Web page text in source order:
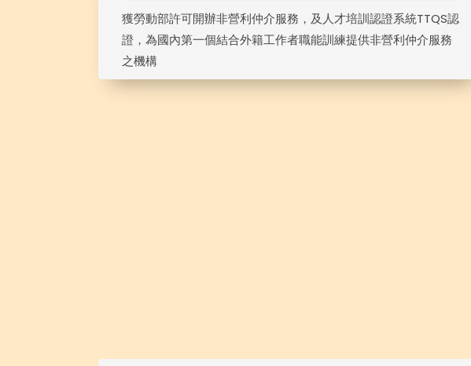
獲勞動部許可開辦非營利仲介服務，及人才培訓認證系統TTQS認
證，為國內第一個結合外籍工作者職能訓練提供非營利仲介服務
之機構